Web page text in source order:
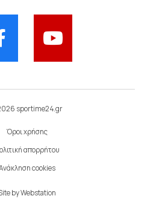
sportime24.gr
Όροι χρήσης
απορρήτου
cookies
byWebstation